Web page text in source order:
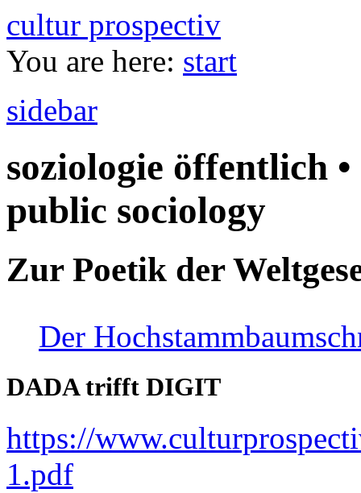
cultur prospectiv
You are here: start
sidebar
soziologie öffentlich
public sociology
Zur Poetik der
Der
DADA trifft DIGIT
https://
1.pdf